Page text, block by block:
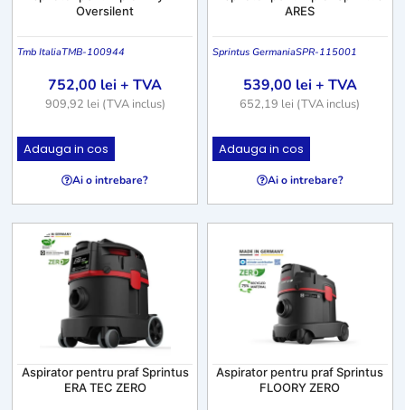
Oversilent
Tmb ItaliaTMB-100944
752,00 lei+ TVA
909,92 lei (TVA inclus)
Adauga in cos
Ai o intrebare?
ARES
Sprintus GermaniaSPR-115001
539,00 lei+ TVA
652,19 lei (TVA inclus)
Adauga in cos
Ai o intrebare?
Aspirator pentru praf Sprintus
ERA TEC ZERO
Aspirator pentru praf Sprintus
FLOORY ZERO